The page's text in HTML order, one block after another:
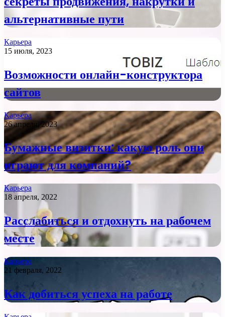
альтернативные пути
Карьера
15 июля, 2023
Возможности онлайн-конструктора
сайтов
Карьера
26 апреля, 2023
Бумажные визитки: какую роль они
играют для компаний?
Карьера
18 апреля, 2022
Расслабиться и отдохнуть на рабочем
месте
Карьера
21 февраля, 2022
Как добиться успеха на работе